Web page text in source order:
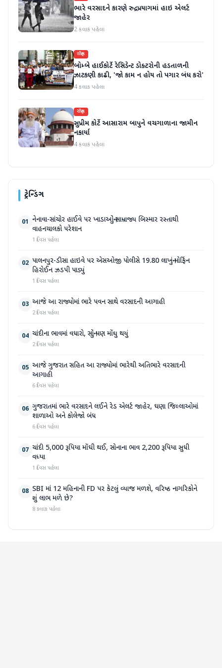
ભારે વરસાદને કારણે રુદ્રપ્રયાગમાં હાઇ એલર્ટ
જાહેર
2 કલાક પહેલા
રાષ્ટ્રીય
બોમ્બે હાઈકોર્ટે રેસિડેન્ટ ડોક્ટરોની હડતાળની
ઝાટકણી કાઢી, 'જો કામ ન હોય તો પગાર બંધ કરો'
4 કલાક પહેલા
રાષ્ટ્રીય
સુપ્રીમ કોર્ટે આસારામ બાપુને વચગાળાના જામીન
નકાર્યા
4 કલાક પહેલા
ટ્રેન્ડિંગ
01 નેનાવા-સાંચોર હાઈવે પર ખાડાઓનું સામ્રાજ્ય બિસ્માર રસ્તાથી
વાહનચાલકો પરેશાન
1 દિવસ પહેલા
02 પાલનપુર-ડીસા હાઇવે પર એસઓજી પોલીસે 19.80 લાખનું મોર્ફિન
હિરોઈન ઝડપી પાડ્યું
1 દિવસ પહેલા
03 આજે આ રાજ્યોમાં ભારે પવન સાથે વરસાદની આગાહી
2 દિવસ પહેલા
04 ચાંદીના ભાવમાં વધારો, સોનું પણ મોંઘુ થયું
2 દિવસ પહેલા
05 આજે ગુજરાત સહિત આ રાજ્યોમાં ભારેથી અતિભારે વરસાદની
આગાહી
6 દિવસ પહેલા
06 ગુજરાતમાં ભારે વરસાદને લઈને રેડ એલર્ટ જાહેર, ઘણા જિલ્લાઓમાં
શાળાઓ અને કોલેજો બંધ
6 દિવસ પહેલા
07 ચાંદી 5,000 રૂપિયા મોંઘી થઈ, સોનાના ભાવ 2,200 રૂપિયા સુધી
વધ્યા
1 દિવસ પહેલા
08 SBI માં 12 મહિનાની FD પર કેટલું વ્યાજ મળશે, વરિષ્ઠ નાગરિકોને
શું લાભ મળે છે?
8 કલાક પહેલા